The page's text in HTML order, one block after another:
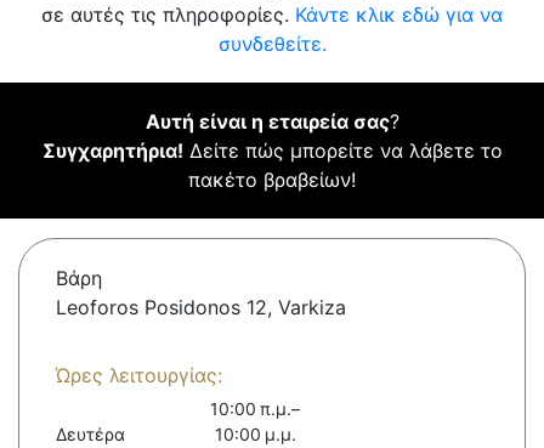
σε αυτές τις πληροφορίες. Κάντε κλικ εδώ για να
συνδεθείτε.
Αυτή είναι η εταιρεία σας?
Συγχαρητήρια! Δείτε πώς μπορείτε να λάβετε το
πακέτο βραβείων!
Βάρη
Leoforos Posidonos 12, Varkiza
Ώρες λειτουργίας:
Δευτέρα
10:00 π.μ.–
10:00 μ.μ.